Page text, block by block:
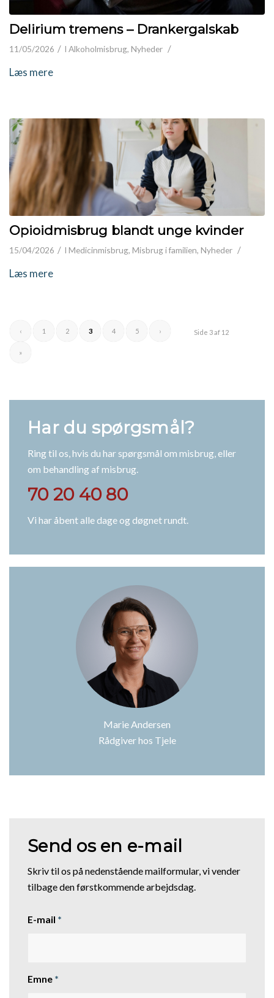
Delirium tremens – Drankergalskab
11/05/2026 / I Alkoholmisbrug, Nyheder /
Læs mere
Opioidmisbrug blandt unge kvinder
15/04/2026 / I Medicinmisbrug, Misbrug i familien, Nyheder /
Læs mere
Side 3 af 12
‹ 1 2 3 4 5 ›
»
Har du spørgsmål?
Ring til os, hvis du har spørgsmål om misbrug, eller
om behandling af misbrug.
70 20 40 80
Vi har åbent alle dage og døgnet rundt.
Marie Andersen
Rådgiver hos Tjele
Send os en e-mail
Skriv til os på nedenstående mailformular, vi vender
tilbage den førstkommende arbejdsdag.
E-mail *
Emne *